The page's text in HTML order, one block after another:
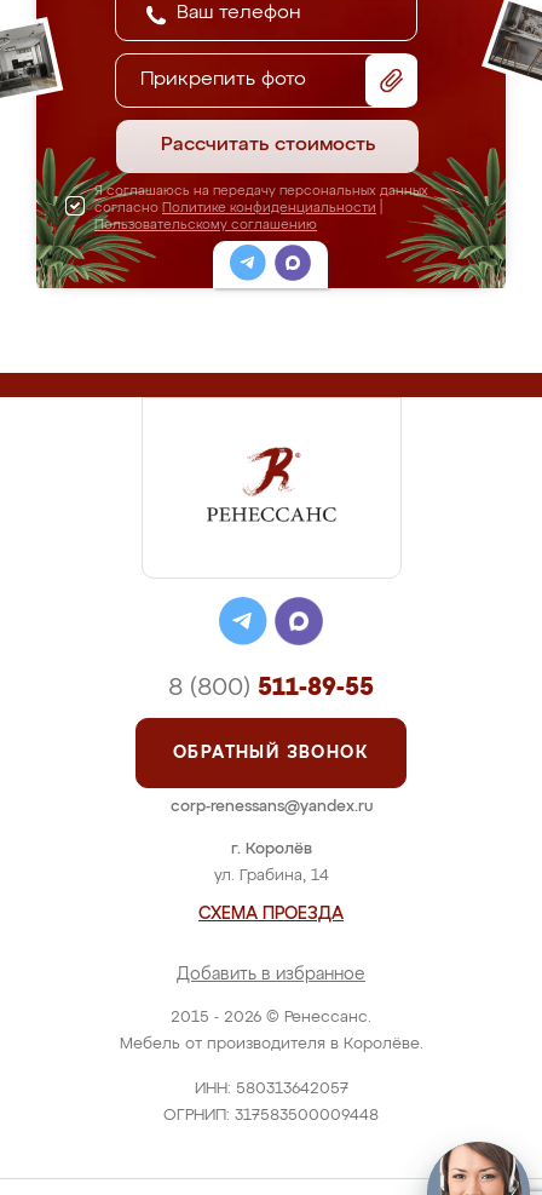
Прикрепить фото
Рассчитать стоимость
Я соглашаюсь на передачу персональных данных
согласно Политике конфиденциальности
Пользовательскому соглашению
2015 - 2026 © Ренессанс.
Мебель от производителя в Королёве.
ИНН: 580313642057
ОГРНИП: 317583500009448
г. Королёв
ул. Грабина, 14
СХЕМА ПРОЕЗДА
Добавить в избранное
8 (800) 511-89-55
ОБРАТНЫЙ ЗВОНОК
corp-renessans@yandex.ru